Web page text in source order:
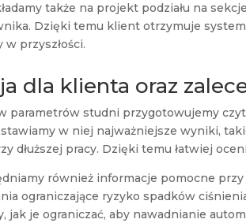
także na projekt podziału na
Dzięki temu klient otrzymuje
przyszłości.
dla klienta oraz
parametrów studni przygotowujemy
w niej najważniejsze wyniki,
dłuższej pracy. Dzięki temu łatwiej
również informacje pomocne
ograniczające ryzyko spadków
jak je ograniczać, aby nawadnianie